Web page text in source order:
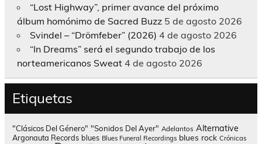
“Lost Highway”, primer avance del próximo
álbum homónimo de Sacred Buzz 5 de agosto 2026
Svindel – “Drömfeber” (2026) 4 de agosto 2026
“In Dreams” será el segundo trabajo de los
norteamericanos Sweat 4 de agosto 2026
Etiquetas
"Clásicos Del Género" "Sonidos Del Ayer" Adelantos Alternative
Argonauta Records blues Blues Funeral Recordings blues rock Crónicas